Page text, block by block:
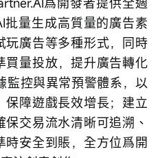
量生成高質量的廣告素
玩廣告等多種形式，同時
買量投放，提升廣告轉化
監控與異常預警體系，以
保障遊戲長效增長；建立
交易流水清晰可追溯、
安全到賬，全方位爲開